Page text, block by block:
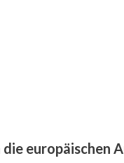
europäischen